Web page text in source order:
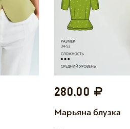
280,00
Марьяна блузка